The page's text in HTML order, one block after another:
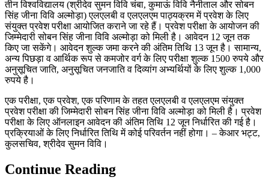
तीन विश्वविद्यालय (श्रीदेव सुमन विवि चंबा, कुमाऊं विवि नैनीताल और सोबन
सिंह जीना विवि अल्मोड़ा) एलएलबी व एलएलएम पाठ्यक्रम में प्रवेश के लिए
संयुक्त प्रवेश परीक्षा आयोजित कराने जा रहे हैं। प्रवेश परीक्षा के आयोजन की
जिम्मेदारी सोबन सिंह जीना विवि अल्मोड़ा को मिली है। आवेदन 12 जून तक
किए जा सकेंगे। आवेदन शुल्क जमा करने की अंतिम तिथि 13 जून है। सामान्य,
अन्य पिछड़ा व आर्थिक रूप से कमजोर वर्ग के लिए परीक्षा शुल्क 1500 रुपये और
अनुसूचित जाति, अनुसूचित जनजाति व दिव्यांग अभ्यर्थियों के लिए शुल्क 1,000
रुपये है।
एक परीक्षा, एक प्रवेश, एक परिणाम के तहत एलएलबी व एलएलएम संयुक्त
प्रवेश परीक्षा की जिम्मेदारी सोबन सिंह जीना विवि अल्मोड़ा को मिली है। प्रवेश
परीक्षा के लिए ऑनलाइन आवेदन की अंतिम तिथि 12 जून निर्धारित की गई है।
प्रक्रियाओं के लिए निर्धारित तिथि में कोई परिवर्तन नहीं होगा। – केआर भट्ट,
कुलसचिव, श्रीदेव सुमन विवि।
Continue Reading